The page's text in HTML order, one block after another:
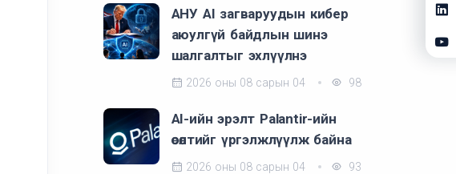
АНУ AI загваруудын кибер
аюулгүй байдлын шинэ
шалгалтыг эхлүүлнэ
2026 оны 08 сарын 04 98
AI-ийн эрэлт Palantir-ийн
өсөлтийг үргэлжлүүлж байна
2026 оны 08 сарын 04 93